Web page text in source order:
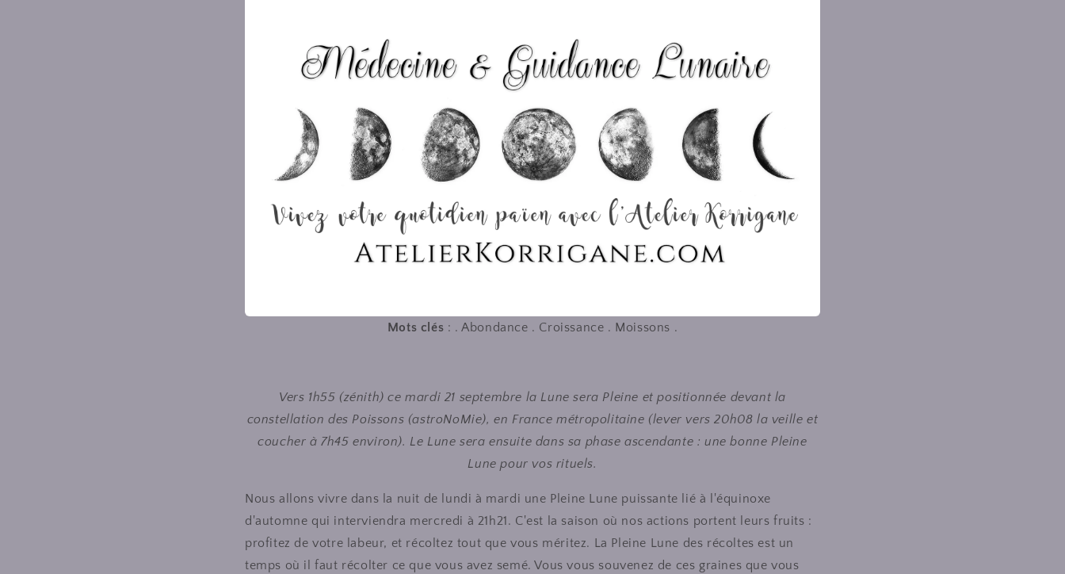
Mots clés : . Abondance . Croissance . Moissons .
Vers 1h55 (zénith) ce mardi 21 septembre la Lune sera Pleine et positionnée devant la
constellation des Poissons (astroNoMie), en France métropolitaine (lever vers 20h08 la veille et
coucher à 7h45 environ). Le Lune sera ensuite dans sa phase ascendante : une bonne Pleine
Lune pour vos rituels.
Nous allons vivre dans la nuit de lundi à mardi une Pleine Lune puissante lié à l'équinoxe
d'automne qui interviendra mercredi à 21h21. C'est la saison où nos actions portent leurs fruits :
profitez de votre labeur, et récoltez tout que vous méritez. La Pleine Lune des récoltes est un
temps où il faut récolter ce que vous avez semé. Vous vous souvenez de ces graines que vous